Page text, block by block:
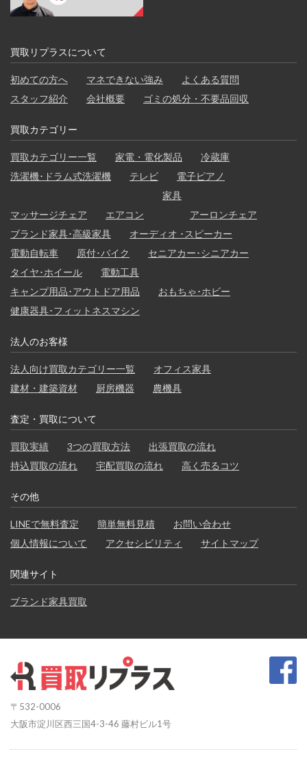
買取リプラスについて
初めての方へ マネできない強み
よくある質問
スタッフ紹介
会社概要 ゴミの処分・不要品回収
買取カテゴリー
買取カテゴリー一覧 家電・電化製品
冷蔵庫
洗濯機･ドラム式洗濯機
テレビ 電子ピアノ
マッサージチェア エアコン
家具
アーロンチェア
ブランド家具･高級家具
オーディオ ･スピーカー
電動自転車
原付･バイク
セニアカー･シニアカー
タイヤ･ホイール
電動工具
キャンプ用品･アウトドア用品
おもちゃ･ホビー
健康器具･フィットネスマシン
法人のお客様
法人向け買取カテゴリー一覧
オフィス家具
建材・建築資材
厨房機器 農機具
査定・買取について
買取実績 3つの買取方法
出張買取の流れ
持込買取の流れ
宅配買取の流れ 高く売るコツ
その他
LINEで無料査定 簡単無料見積
お問い合わせ
個人情報について
アクセシビリティ サイトマップ
関連サイト
ブランド家具買取
〒532-0006
大阪市淀川区西三国4-3-46 藤村ビル1号